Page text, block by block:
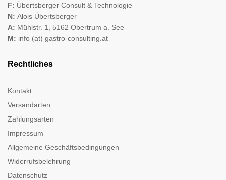
F: Übertsberger Consult & Technologie
N: Alois Übertsberger
A: Mühlstr. 1, 5162 Obertrum a. See
M: info (at) gastro-consulting.at
Rechtliches
Kontakt
Versandarten
Zahlungsarten
Impressum
Allgemeine Geschäftsbedingungen
Widerrufsbelehrung
Datenschutz